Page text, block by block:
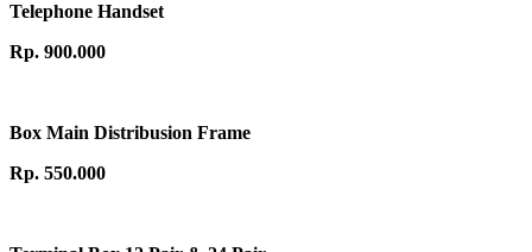
Telephone Handset
Rp. 900.000
Box Main Distribusion Frame
Rp. 550.000